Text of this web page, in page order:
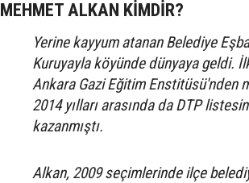
MEHMET ALKAN KİMDİR?
Yerine kayyum atanan Belediye
Kuruyayla köyünde dünyaya geldi.
Ankara Gazi Eğitim Enstitüsü'nden
2014 yılları arasında da DTP
kazanmıştı.
Alkan, 2009 seçimlerinde ilçe